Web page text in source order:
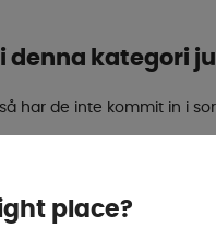
denna kategori
har de inte kommit in i
place?